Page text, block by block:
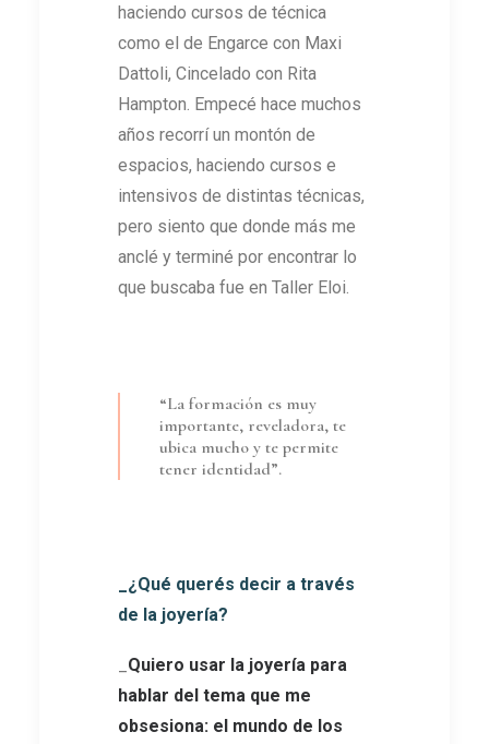
haciendo cursos de técnica
como el de Engarce con Maxi
Dattoli, Cincelado con Rita
Hampton. Empecé hace muchos
años recorrí un montón de
espacios, haciendo cursos e
intensivos de distintas técnicas,
pero siento que donde más me
anclé y terminé por encontrar lo
que buscaba fue en Taller Eloi.
“La formación es muy
importante, reveladora, te
ubica mucho y te permite
tener identidad”.
_¿Qué querés decir a través
de la joyería?
Quiero usar la joyería para
hablar del tema que me
obsesiona: el mundo de los